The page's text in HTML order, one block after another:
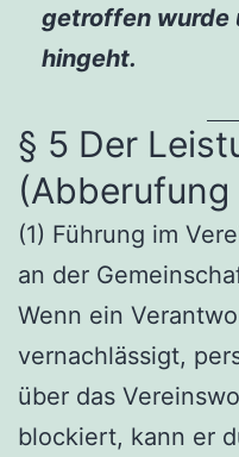
getroffen wurde
hingeht.
§ 5 Der
(1) Führung im
an der
Wenn ein
vernachlässigt,
über das
blockiert, kann er